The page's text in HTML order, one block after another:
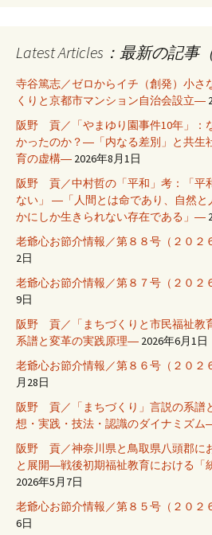
Latest Articles：最新の記事
寺谷篤志／ゼロからイチ（創発）小
くりと京都市マンション自治会設立―
阪野 貢／「やまゆり園事件10年」：
かったのか？―「内なる差別」と共生
育の虚構― 2026年8月1日
阪野 貢／中村哲の「平和」考：「平
ない」 ―「人間とは命であり、自然と
かにしか生きられない存在である」―
老爺心お節介情報／第８８号（２０２
2日
老爺心お節介情報／第８７号（２０２
9日
阪野 貢／「まちづくりと市民福祉教
系譜と変革の実践原理― 2026年6月1日
老爺心お節介情報／第８６号（２０２
月28日
阪野 貢／「まちづくり」言説の系譜
想・実践・技法・認識のダイナミズ
阪野 貢／神奈川県と鳥取県八頭郡に
と展開―戦後初期福祉教育における
2026年5月7日
老爺心お節介情報／第８５号（２０２
6日